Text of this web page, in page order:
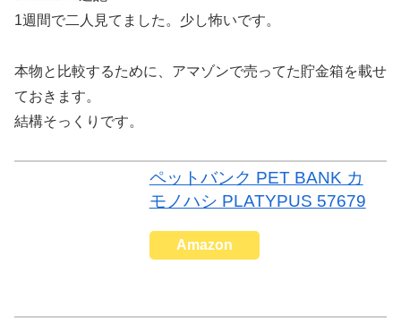
1週間で二人見てました。少し怖いです。
本物と比較するために、アマゾンで売ってた貯金箱を載せ
ておきます。
結構そっくりです。
ペットバンク PET BANK カ
モノハシ PLATYPUS 57679
Amazon